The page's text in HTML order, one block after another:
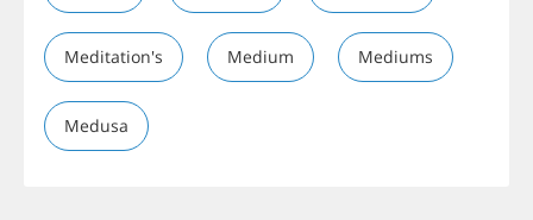
Meditation's Medium Mediums
Medusa